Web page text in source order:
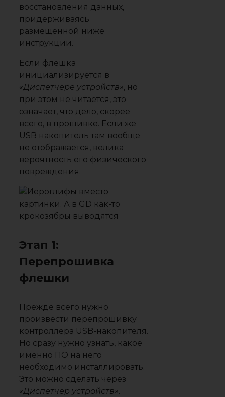
восстановления данных,
придерживаясь
размещенной ниже
инструкции.
Если флешка
инициализируется в
«Диспетчере устройств», но
при этом не читается, это
означает, что дело, скорее
всего, в прошивке. Если же
USB накопитель там вообще
не отображается, велика
вероятность его физического
повреждения.
Этап 1:
Перепрошивка
флешки
Прежде всего нужно
произвести перепрошивку
контроллера USB-накопителя.
Но сразу нужно узнать, какое
именно ПО на него
необходимо инсталлировать.
Это можно сделать через
«Диспетчер устройств».